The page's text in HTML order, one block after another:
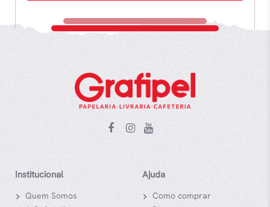
Institucional
Quem Somos
Ajuda
Como comprar